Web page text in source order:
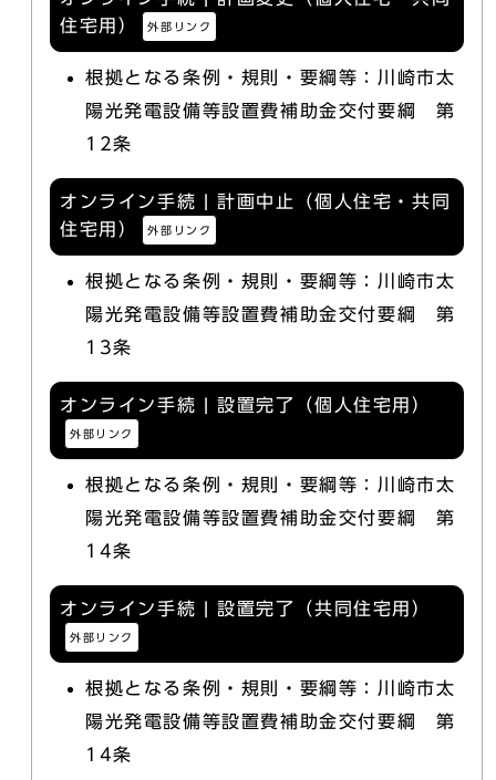
住宅用）
外部リンク
根拠となる条例・規則・要綱等：川崎市太
陽光発電設備等設置費補助金交付要綱 第
12条
オンライン手続 | 計画中止（個人住宅・共同
住宅用）
外部リンク
根拠となる条例・規則・要綱等：川崎市太
陽光発電設備等設置費補助金交付要綱 第
13条
オンライン手続 | 設置完了（個人住宅用）
外部リンク
根拠となる条例・規則・要綱等：川崎市太
陽光発電設備等設置費補助金交付要綱 第
14条
オンライン手続 | 設置完了（共同住宅用）
外部リンク
根拠となる条例・規則・要綱等：川崎市太
陽光発電設備等設置費補助金交付要綱 第
14条